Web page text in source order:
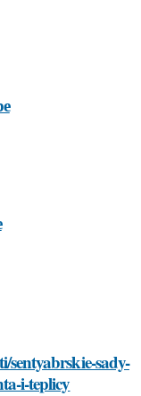
sentyabrskie-sady-
i-teplicy